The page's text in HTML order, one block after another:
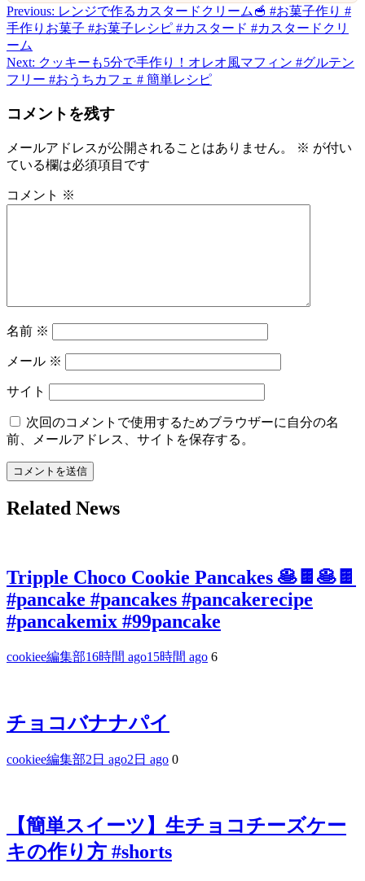
投
稿
ナ
ゲ
ー
シ
ョ
Previous: レンジで作るカスタードクリーム🥣 #お菓子作り #
手作りお菓子 #お菓子レシピ #カスタード #カスタードクリ
ーム
Next: クッキーも5分で手作り！オレオ風マフィン #グルテン
フリー #おうちカフェ # 簡単レシピ
コメントを残す
メールアドレスが公開されることはありません。 ※ が付い
ている欄は必須項目です
コメント ※
名前 ※
メール ※
サイト
次回のコメントで使用するためブラウザーに自分の名
前、メールアドレス、サイトを保存する。
Related News
Tripple Choco Cookie Pancakes 🥞🍫🥞🍫
#pancake #pancakes #pancakerecipe
#pancakemix #99pancake
cookiee編集部16時間 ago15時間 ago 6
チョコバナナパイ
cookiee編集部2日 ago2日 ago 0
【簡単スイーツ】生チョコチーズケー
キの作り方 #shorts